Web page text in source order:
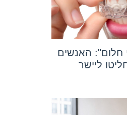
חלום": האנשים
ליישר